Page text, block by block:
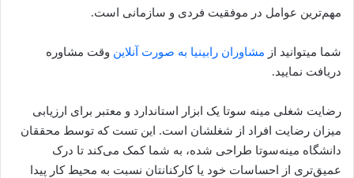
مهم‌ترین عوامل در موفقیت فردی و سازمانی است.
شما میتوانید از مشاوران رابینیا به صورت آنلاین وقت مشاوره
دریافت نمایید.
رضایت شغلی مینه سوتا یک ابزار استاندارد و معتبر برای ارزیابی
میزان رضایت افراد از شغلشان است. این تست که توسط محققان
دانشگاه مینه‌سوتا طراحی شده، به شما کمک می‌کند تا درک
عمیق‌تری از احساسات خود یا کارکنانتان نسبت به محیط کار پیدا